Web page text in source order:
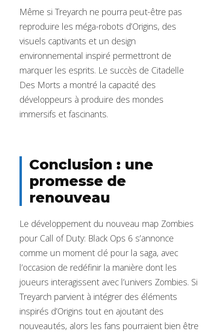
Même si Treyarch ne pourra peut-être pas
reproduire les méga-robots d’Origins, des
visuels captivants et un design
environnemental inspiré permettront de
marquer les esprits. Le succès de Citadelle
Des Morts a montré la capacité des
développeurs à produire des mondes
immersifs et fascinants.
Conclusion : une
promesse de
renouveau
Le développement du nouveau map Zombies
pour Call of Duty: Black Ops 6 s’annonce
comme un moment clé pour la saga, avec
l’occasion de redéfinir la manière dont les
joueurs interagissent avec l’univers Zombies. Si
Treyarch parvient à intégrer des éléments
inspirés d’Origins tout en ajoutant des
nouveautés, alors les fans pourraient bien être